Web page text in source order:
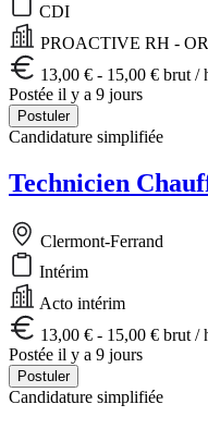
CDI
PROACTIVE RH -
13,00 € - 15,00 € brut /
Postée il y a 9 jours
Postuler
Candidature simplifiée
Technicien
Clermont-Ferrand
Intérim
Acto intérim
13,00 € - 15,00 € brut /
Postée il y a 9 jours
Postuler
Candidature simplifiée